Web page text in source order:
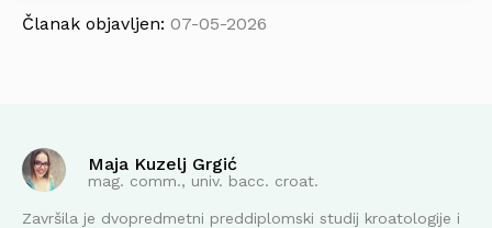
Članak objavljen: 07-05-2026
Maja Kuzelj Grgić
mag. comm., univ. bacc. croat.
Završila je dvopredmetni preddiplomski studij kroatologije i